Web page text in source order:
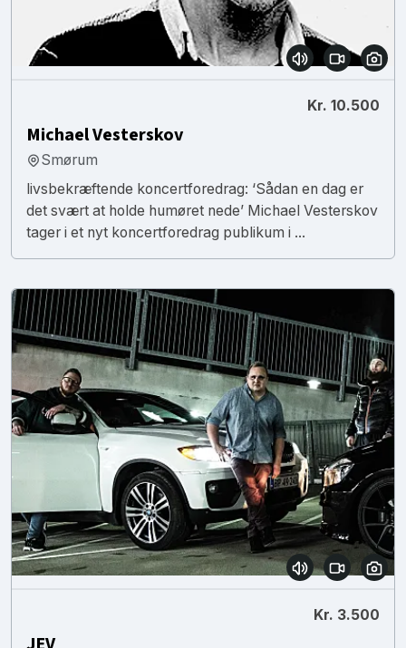
Kr. 10.500
Michael Vesterskov
Smørum
livsbekræftende koncertforedrag: ‘Sådan en dag er
det svært at holde humøret nede’ Michael Vesterskov
tager i et nyt koncertforedrag publikum i ...
Kr. 3.500